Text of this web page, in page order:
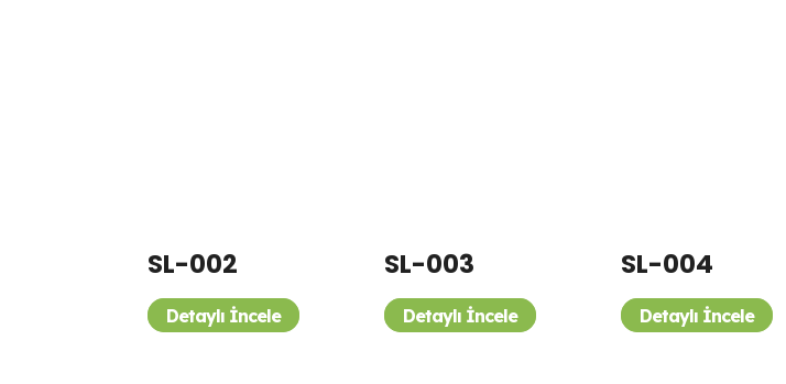
SL-002
Detaylı İncele
SL-003
Detaylı İncele
SL-004
Detaylı İncele